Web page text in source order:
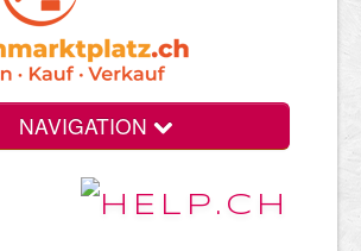
NAVIGATION